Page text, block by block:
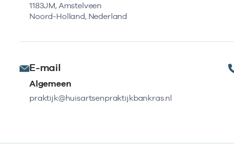
1183JM, Amstelveen
Noord-Holland, Nederland
E-mail
Algemeen
praktijk@huisartsenpraktijkbankras.nl